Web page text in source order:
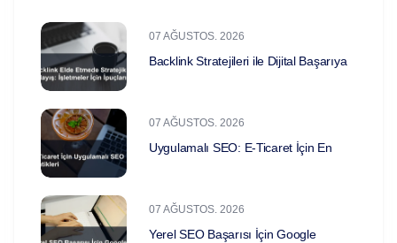
07 AĞUSTOS. 2026
Backlink Stratejileri ile Dijital Başarıya
07 AĞUSTOS. 2026
Uygulamalı SEO: E-Ticaret İçin En
07 AĞUSTOS. 2026
Yerel SEO Başarısı İçin Google